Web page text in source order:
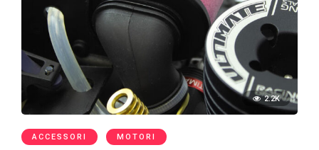
2.2K
ACCESSORI MOTORI